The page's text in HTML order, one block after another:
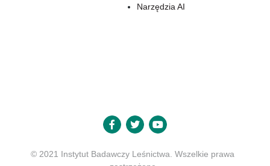
Narzędzia AI
© 2021 Instytut Badawczy Leśnictwa. Wszelkie prawa